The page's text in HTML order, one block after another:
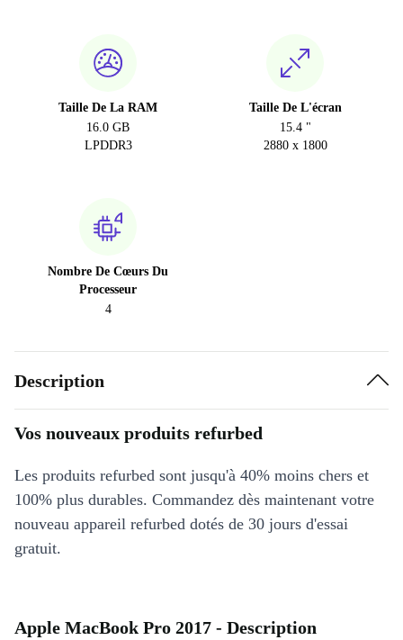
Taille De La RAM
16.0 GB
LPDDR3
Taille De L'écran
15.4 "
2880 x 1800
Nombre De Cœurs Du
Processeur
4
Description
Vos nouveaux produits refurbed
Les produits refurbed sont jusqu'à 40% moins chers et
100% plus durables. Commandez dès maintenant votre
nouveau appareil refurbed dotés de 30 jours d'essai
gratuit.
Apple MacBook Pro 2017 - Description